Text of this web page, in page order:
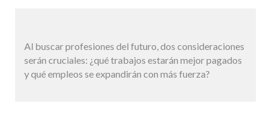
Al buscar profesiones del futuro, dos consideraciones
serán cruciales: ¿qué trabajos estarán mejor pagados
y qué empleos se expandirán con más fuerza?